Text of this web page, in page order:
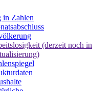
in Zahlen
(derzeit noch in